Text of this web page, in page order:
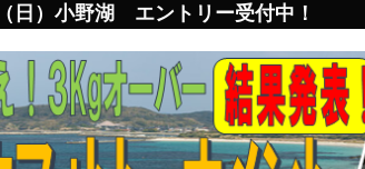
日）小野湖 エントリー受付中！